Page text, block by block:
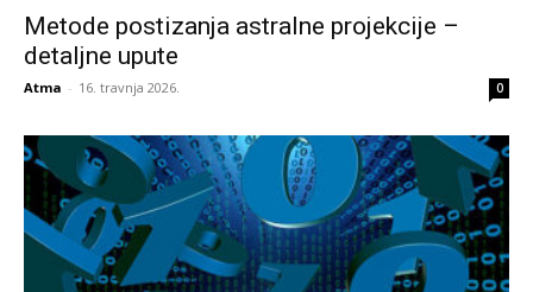
Metode postizanja astralne projekcije –
detaljne upute
Atma - 16. travnja 2026. 0